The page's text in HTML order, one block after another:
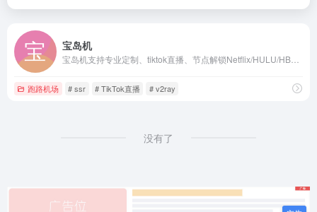
宝岛机
跑路机场 # ssr # TikTok直播 # v2ray
没有了